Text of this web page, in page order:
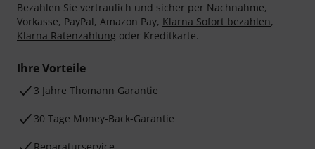
Bezahlen Sie vertraulich und sicher per Nachnahme,
Vorkasse, PayPal, Amazon Pay, Klarna Sofort bezahlen,
Klarna Ratenzahlung oder Kreditkarte.
Ihre Vorteile
3 Jahre Thomann Garantie
30 Tage Money-Back-Garantie